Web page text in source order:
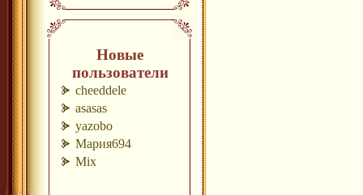
Новые
пользователи
cheeddele
asasas
yazobo
Мария694
Mix